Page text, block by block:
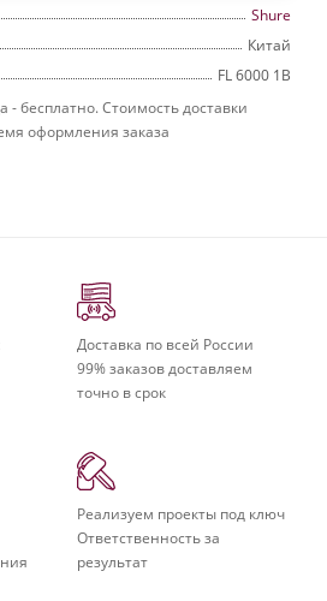
Shure
Китай
FL 6000 1B
- бесплатно. Стоимость доставки
оформления заказа
Доставка по всей России
99% заказов доставляем
точно в срок
Реализуем проекты под ключ
Ответственность за
результат